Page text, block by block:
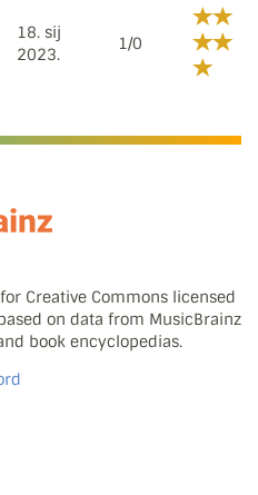
18. sij
2023.
1/0
Creative Commons licensed
on data from MusicBrainz
book encyclopedias.